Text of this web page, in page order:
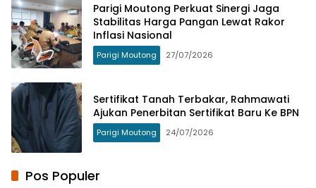
Parigi Moutong Perkuat Sinergi Jaga
Stabilitas Harga Pangan Lewat Rakor
Inflasi Nasional
Parigi Moutong 27/07/2026
Sertifikat Tanah Terbakar, Rahmawati
Ajukan Penerbitan Sertifikat Baru Ke BPN
Parigi Moutong 24/07/2026
Pos Populer